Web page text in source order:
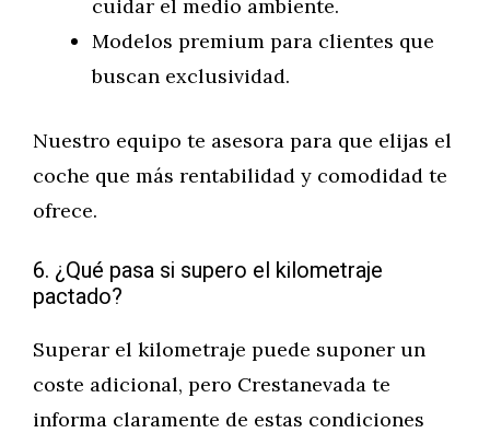
cuidar el medio ambiente.
Modelos premium para clientes que
buscan exclusividad.
Nuestro equipo te asesora para que elijas el
coche que más rentabilidad y comodidad te
ofrece.
6. ¿Qué pasa si supero el kilometraje
pactado?
Superar el kilometraje puede suponer un
coste adicional, pero Crestanevada te
informa claramente de estas condiciones